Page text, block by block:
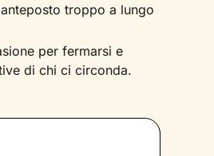
troppo a lungo
per fermarsi e
di chi ci circonda.